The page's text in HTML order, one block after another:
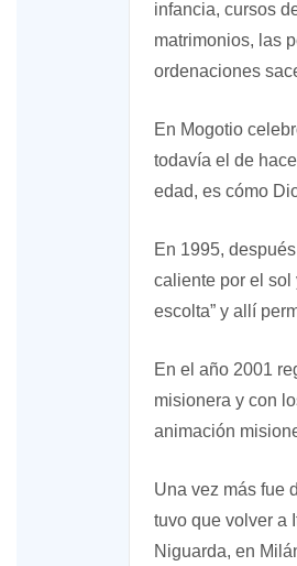
infancia, cursos
matrimonios, las
ordenaciones
En Mogotio
todavía el de
edad, es cómo
En 1995,
caliente por el sol
escolta” y allí
En el año 2001
misionera y con
animación
Una vez más fue
tuvo que volver a
Niguarda, en